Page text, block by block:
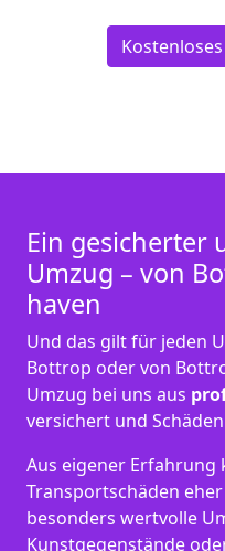
Ein gesicherter
Umzug – von
haven
Und das gilt für jeden
Bottrop oder von
Umzug bei uns aus
versichert und
Aus eigener Erfahrung
Transportschäden
besonders wertvolle
Kunstgegenstände